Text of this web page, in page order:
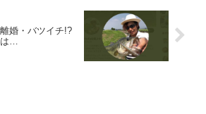
婚・バツイチ!?
…